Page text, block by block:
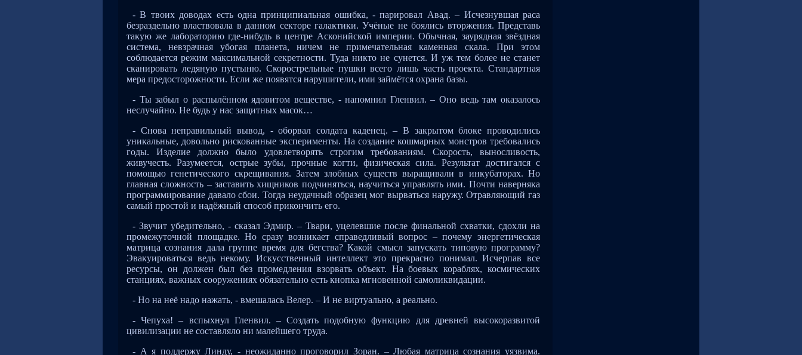
- В твоих доводах есть одна принципиальная ошибка, - парировал Авад. – Исчезнувшая раса
безраздельно властвовала в данном секторе галактики. Учёные не боялись вторжения. Представь
такую же лабораторию где-нибудь в центре Асконийской империи. Обычная, заурядная звёздная
система, невзрачная убогая планета, ничем не примечательная каменная скала. При этом
соблюдается режим максимальной секретности. Туда никто не сунется. И уж тем более не станет
сканировать ледяную пустыню. Скорострельные пушки всего лишь часть проекта. Стандартная
мера предосторожности. Если же появятся нарушители, ими займётся охрана базы.
- Ты забыл о распылённом ядовитом веществе, - напомнил Гленвил. – Оно ведь там оказалось
неслучайно. Не будь у нас защитных масок…
- Снова неправильный вывод, - оборвал солдата каденец. – В закрытом блоке проводились
уникальные, довольно рискованные эксперименты. На создание кошмарных монстров требовались
годы. Изделие должно было удовлетворять строгим требованиям. Скорость, выносливость,
живучесть. Разумеется, острые зубы, прочные когти, физическая сила. Результат достигался с
помощью генетического скрещивания. Затем злобных существ выращивали в инкубаторах. Но
главная сложность – заставить хищников подчиняться, научиться управлять ими. Почти наверняка
программирование давало сбои. Тогда неудачный образец мог вырваться наружу. Отравляющий газ
самый простой и надёжный способ прикончить его.
- Звучит убедительно, - сказал Эдмир. – Твари, уцелевшие после финальной схватки, сдохли на
промежуточной площадке. Но сразу возникает справедливый вопрос – почему энергетическая
матрица сознания дала группе время для бегства? Какой смысл запускать типовую программу?
Эвакуироваться ведь некому. Искусственный интеллект это прекрасно понимал. Исчерпав все
ресурсы, он должен был без промедления взорвать объект. На боевых кораблях, космических
станциях, важных сооружениях обязательно есть кнопка мгновенной самоликвидации.
- Но на неё надо нажать, - вмешалась Велер. – И не виртуально, а реально.
- Чепуха! – вспыхнул Гленвил. – Создать подобную функцию для древней высокоразвитой
цивилизации не составляло ни малейшего труда.
- А я поддержу Линду, - неожиданно проговорил Зоран. – Любая матрица сознания уязвима.